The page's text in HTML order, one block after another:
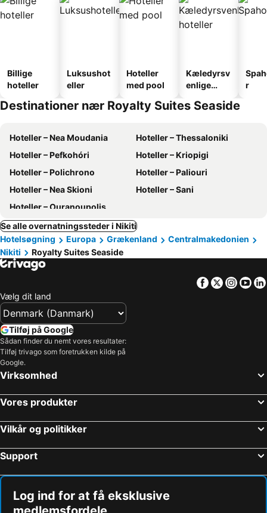
Billige
hoteller
Luksushot
eller
Hoteller
med pool
Kæledyrsv
enlige
r
Destinationer nær Royalty Suites Seaside
Hoteller – Nea Moudania
Hoteller – Thessaloniki
Hoteller – Pefkohóri
Hoteller – Kriopigi
Hoteller – Polichrono
Hoteller – Paliouri
Hoteller – Nea Skioni
Hoteller – Sani
Hoteller – Ouranoupolis
Se alle overnatningssteder i Nikiti
Hotelsøgning
Europa Grækenland
Centralmakedonien
Nikiti
Royalty Suites Seaside
Facebook
Twitter
Vælg dit land
Tilføj på Google
Sådan finder du nemt vores resultater:
Tilføj trivago som foretrukken kilde på
Google.
Virksomhed
Vores produkter
Vilkår og politikker
Support
Log ind for at få eksklusive